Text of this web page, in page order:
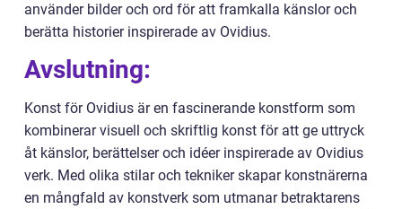
använder bilder och ord för att framkalla känslor och
berätta historier inspirerade av Ovidius.
Avslutning:
Konst för Ovidius är en fascinerande konstform som
kombinerar visuell och skriftlig konst för att ge uttryck
åt känslor, berättelser och idéer inspirerade av Ovidius
verk. Med olika stilar och tekniker skapar konstnärerna
en mångfald av konstverk som utmanar betraktarens